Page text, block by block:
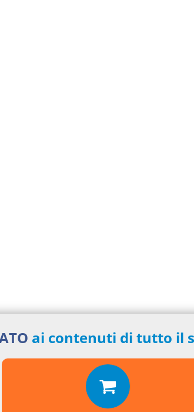
ai contenuti di tutto il